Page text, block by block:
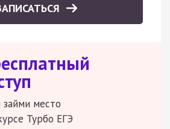
займи место
Турбо ЕГЭ